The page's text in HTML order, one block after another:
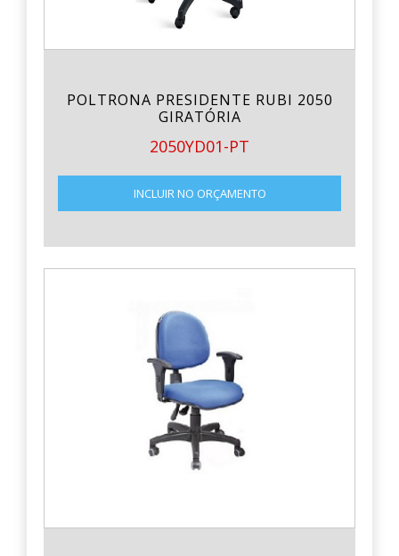
POLTRONA PRESIDENTE RUBI 2050
GIRATÓRIA
2050YD01-PT
INCLUIR NO ORÇAMENTO